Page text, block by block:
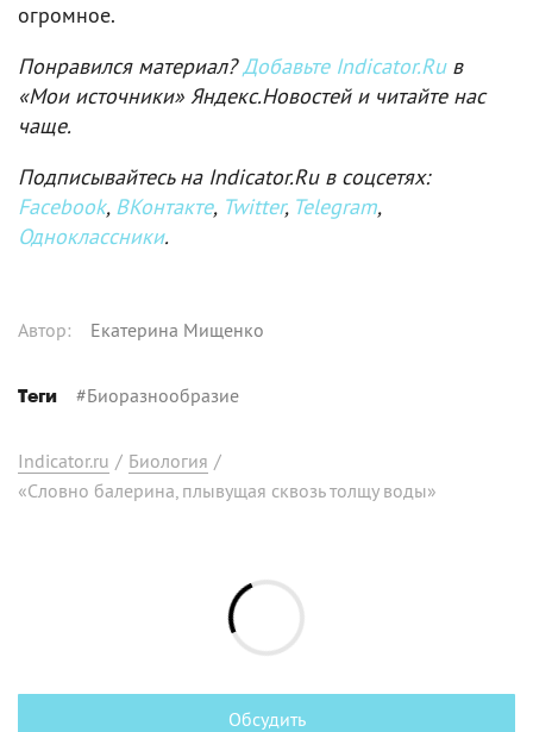
огромное.
Понравился материал?Добавьте Indicator.Ruв
«Мои источники» Яндекс.Новостей и читайте нас
чаще.
Подписывайтесь на Indicator.Ru в соцсетях:
Facebook, ВКонтакте, Twitter, Telegram,
Одноклассники.
Автор: Екатерина Мищенко
Теги #Биоразнообразие
Indicator.ru / Биология /
«Словно балерина, плывущая сквозь толщу воды»
Обсудить